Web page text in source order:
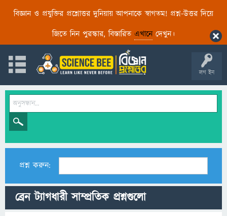
বিজ্ঞান ও প্রযুক্তির প্রশ্নোত্তর দুনিয়ায় আপনাকে স্বাগতম! প্রশ্ন-উত্তর দিয়ে
জিতে নিন পুরস্কার, বিস্তারিত এখানেদেখুন।
লগ ইন
প্রশ্ন করুন:
ব্রেন ট্যাগধারী সাম্প্রতিক প্রশ্নগুলো